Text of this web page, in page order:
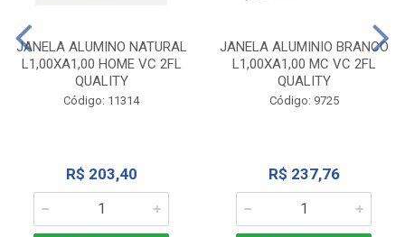
JANELA ALUMINO NATURAL
L1,00XA1,00 HOME VC 2FL
QUALITY
Código: 11314
R$ 203,40
JANELA ALUMINIO BRANCO
L1,00XA1,00 MC VC 2FL
QUALITY
Código: 9725
R$ 237,76